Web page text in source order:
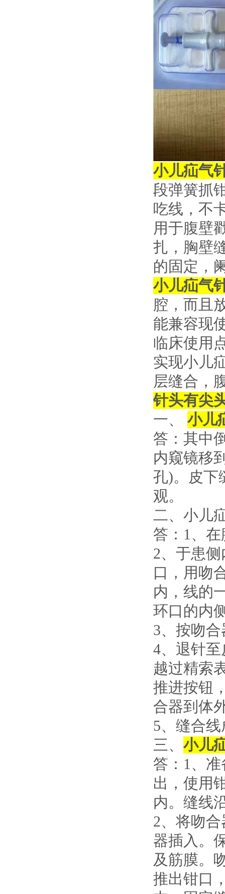
小儿疝气
段弹簧抓
吃线，不
用于腹壁
扎，胸壁
的固定，
小儿疝气
腔，而且
能兼容现
临床使用
实现小儿
层缝合，
针头有尖
一、 小儿
答：其中
内窥镜移
孔)。皮下
观。
二、小儿
答：1、
2、于患
口，用吻
内，线的
环口的内
3、按吻
4、退针
越过精索
推进按钮
合器到体
5、缝合
三、 小儿
答：1、
出，使用
内。缝线
2、将吻
器插入。
及筋膜。
推出钳口